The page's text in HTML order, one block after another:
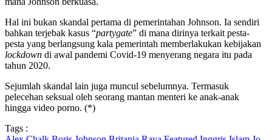
Hal ini bukan skandal pertama di pemerintahan Johnson. Ia sendiri
bahkan terjebak kasus “partygate” di mana dirinya terkait pesta-
pesta yang berlangsung kala pemerintah memberlakukan kebijakan
lockdown di awal pandemi Covid-19 menyerang negara itu pada
tahun 2020.
Sejumlah skandal lain juga muncul sebelumnya. Termasuk
pelecehan seksual oleh seorang mantan menteri ke anak-anak
hingga video porno. (*)
Tags :